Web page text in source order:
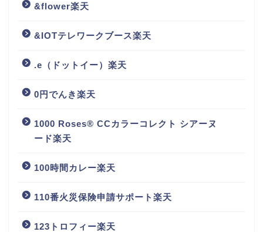
&flower楽天
&IOTテレワークブース楽天
.e（ドットイー）楽天
0円でんき楽天
1000 Roses® CCカラーコレクト シアーヌ
ード楽天
100時間カレー楽天
110番火災保険申請サポート楽天
123トロフィー楽天